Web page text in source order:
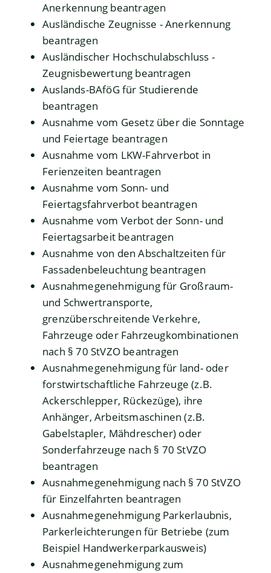
Anerkennung beantragen
Ausländische Zeugnisse - Anerkennung
beantragen
Ausländischer Hochschulabschluss -
Zeugnisbewertung beantragen
Auslands-BAföG für Studierende
beantragen
Ausnahme vom Gesetz über die Sonntage
und Feiertage beantragen
Ausnahme vom LKW-Fahrverbot in
Ferienzeiten beantragen
Ausnahme vom Sonn- und
Feiertagsfahrverbot beantragen
Ausnahme vom Verbot der Sonn- und
Feiertagsarbeit beantragen
Ausnahme von den Abschaltzeiten für
Fassadenbeleuchtung beantragen
Ausnahmegenehmigung für Großraum-
und Schwertransporte,
grenzüberschreitende Verkehre,
Fahrzeuge oder Fahrzeugkombinationen
nach § 70 StVZO beantragen
Ausnahmegenehmigung für land- oder
forstwirtschaftliche Fahrzeuge (z.B.
Ackerschlepper, Rückezüge), ihre
Anhänger, Arbeitsmaschinen (z.B.
Gabelstapler, Mähdrescher) oder
Sonderfahrzeuge nach § 70 StVZO
beantragen
Ausnahmegenehmigung nach § 70 StVZO
für Einzelfahrten beantragen
Ausnahmegenehmigung Parkerlaubnis,
Parkerleichterungen für Betriebe (zum
Beispiel Handwerkerparkausweis)
Ausnahmegenehmigung zum